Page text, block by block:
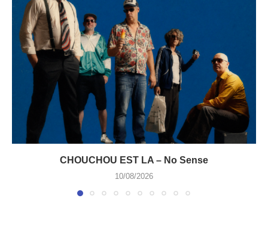
CHOUCHOU EST LA – No Sense
10/08/2026